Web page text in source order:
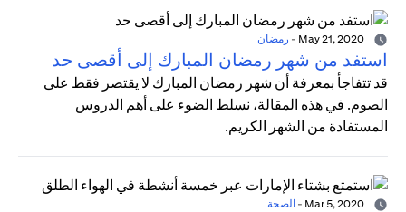
- رمضان
استفد من شهر رمضان المبارك إلى أقصى حد
قد تتفاجأ بمعرفة أن شهر رمضان المبارك لا يقتصر فقط على
الصوم. في هذه المقالة، نسلط الضوء على أهم الدروس
المستفادة من الشهر الكريم.
- الصحة